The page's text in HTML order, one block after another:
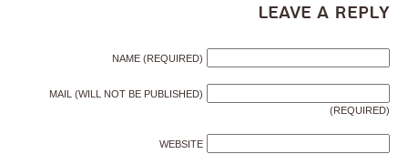
Leave a Reply
NAME (REQUIRED)
MAIL (WILL NOT BE PUBLISHED)
(REQUIRED)
WEBSITE